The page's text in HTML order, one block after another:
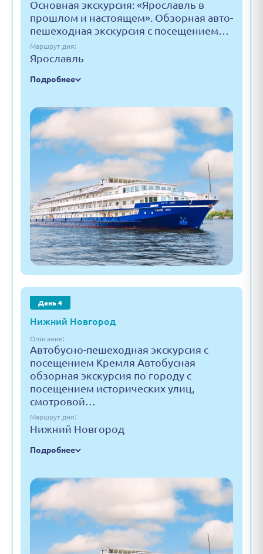
Основная экскурсия: «Ярославль в
прошлом и настоящем». Обзорная авто-
пешеходная экскурсия с посещением…
Маршрут дня:
Ярославль
Подробнее
День 4
Нижний Новгород
Описание:
Автобусно-пешеходная экскурсия с
посещением Кремля Автобусная
обзорная экскурсия по городу с
посещением исторических улиц,
смотровой…
Маршрут дня:
Нижний Новгород
Подробнее